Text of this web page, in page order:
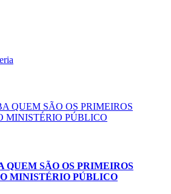
QUEM SÃO OS PRIMEIROS
MINISTÉRIO PÚBLICO